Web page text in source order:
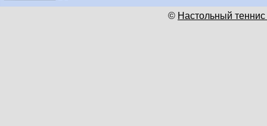
© Настольный